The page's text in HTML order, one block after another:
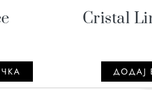
Cristal
ДОДАJ